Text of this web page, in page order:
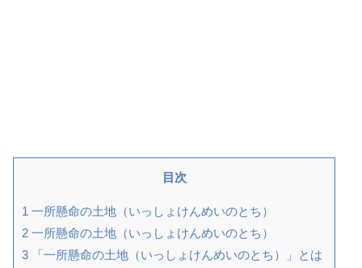
目次
1 一所懸命の土地（いっしょけんめいのとち）
2 一所懸命の土地（いっしょけんめいのとち）
3 「一所懸命の土地（いっしょけんめいのとち）」とは